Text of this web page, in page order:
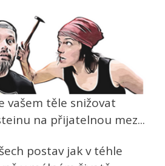
vašem těle snižovat
na přijatelnou mez...
postav jak v téhle